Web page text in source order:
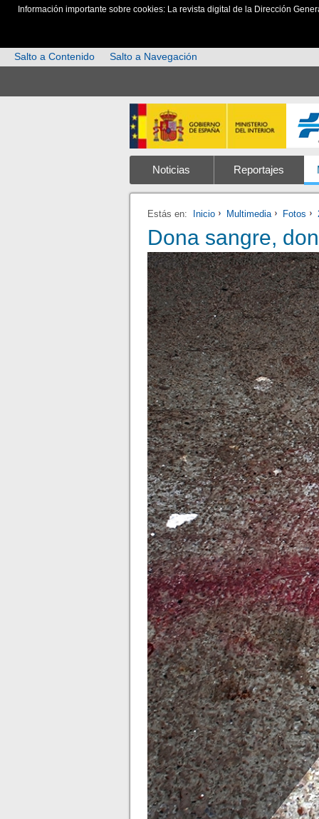
Información importante sobre cookies: La revista digital de la Dirección
Salto a Contenido
Salto a Navegación
Noticias Reportajes
Estás en: Inicio Multimedia Fotos
Dona sangre,